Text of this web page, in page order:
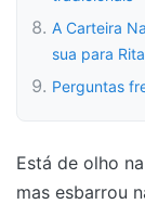
A Carteira
sua para
Perguntas
Está de olho
mas esbarrou